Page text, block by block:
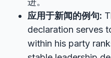
应用于新闻的例句:
declaration serves
within his party